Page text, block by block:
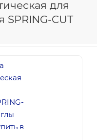
для
SPRING-CUT